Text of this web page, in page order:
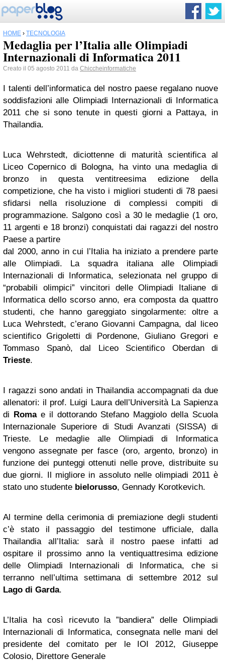
HOME › TECNOLOGIA
Medaglia per l’Italia alle Olimpiadi
Internazionali di Informatica 2011
Creato il 05 agosto 2011 da Chiccheinformatiche
I talenti dell’informatica del nostro paese regalano nuove
soddisfazioni alle Olimpiadi Internazionali di Informatica
2011 che si sono tenute in questi giorni a Pattaya, in
Thailandia.
Luca Wehrstedt, diciottenne di maturità scientifica al
Liceo Copernico di Bologna, ha vinto una medaglia di
bronzo in questa ventitreesima edizione della
competizione, che ha visto i migliori studenti di 78 paesi
sfidarsi nella risoluzione di complessi compiti di
programmazione. Salgono così a 30 le medaglie (1 oro,
11 argenti e 18 bronzi) conquistati dai ragazzi del nostro
Paese a partire
dal 2000, anno in cui l’Italia ha iniziato a prendere parte
alle Olimpiadi. La squadra italiana alle Olimpiadi
Internazionali di Informatica, selezionata nel gruppo di
“probabili olimpici” vincitori delle Olimpiadi Italiane di
Informatica dello scorso anno, era composta da quattro
studenti, che hanno gareggiato singolarmente: oltre a
Luca Wehrstedt, c’erano Giovanni Campagna, dal liceo
scientifico Grigoletti di Pordenone, Giuliano Gregori e
Tommaso Spanò, dal Liceo Scientifico Oberdan di
Trieste.
I ragazzi sono andati in Thailandia accompagnati da due
allenatori: il prof. Luigi Laura dell’Università La Sapienza
di Romae il dottorando Stefano Maggiolo della Scuola
Internazionale Superiore di Studi Avanzati (SISSA) di
Trieste. Le medaglie alle Olimpiadi di Informatica
vengono assegnate per fasce (oro, argento, bronzo) in
funzione dei punteggi ottenuti nelle prove, distribuite su
due giorni. Il migliore in assoluto nelle olimpiadi 2011 è
stato uno studente bielorusso, Gennady Korotkevich.
Al termine della cerimonia di premiazione degli studenti
c’è stato il passaggio del testimone ufficiale, dalla
Thailandia all’Italia: sarà il nostro paese infatti ad
ospitare il prossimo anno la ventiquattresima edizione
delle Olimpiadi Internazionali di Informatica, che si
terranno nell’ultima settimana di settembre 2012 sul
Lago di Garda.
L’Italia ha così ricevuto la ”bandiera” delle Olimpiadi
Internazionali di Informatica, consegnata nelle mani del
presidente del comitato per le IOI 2012, Giuseppe
Colosio, Direttore Generale